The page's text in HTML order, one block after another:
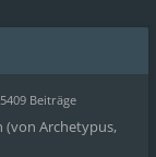
Beiträge
(von Archetypus,